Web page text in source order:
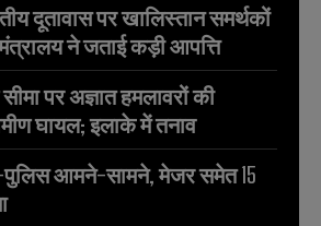
दूतावास पर खालिस्तान समर्थकों
ने जताई कड़ी आपत्ति
पर अज्ञात हमलावरों की
घायल; इलाके में तनाव
पुलिस आमने-सामने, मेजर समेत 15